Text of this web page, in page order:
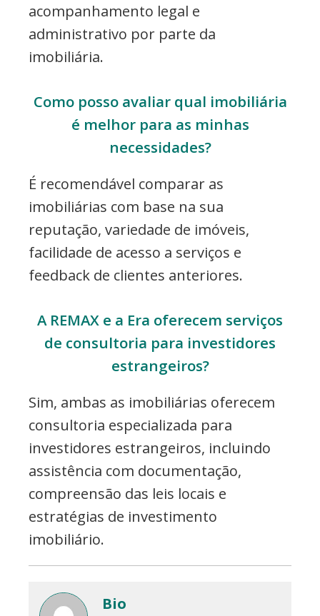
acompanhamento legal e
administrativo por parte da
imobiliária.
Como posso avaliar qual imobiliária
é melhor para as minhas
necessidades?
É recomendável comparar as
imobiliárias com base na sua
reputação, variedade de imóveis,
facilidade de acesso a serviços e
feedback de clientes anteriores.
A REMAX e a Era oferecem serviços
de consultoria para investidores
estrangeiros?
Sim, ambas as imobiliárias oferecem
consultoria especializada para
investidores estrangeiros, incluindo
assistência com documentação,
compreensão das leis locais e
estratégias de investimento
imobiliário.
Bio